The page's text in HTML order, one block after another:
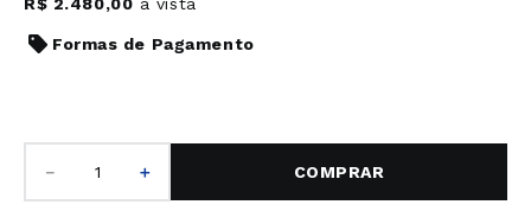
Formas de Pagamento
＋
－ COMPRAR